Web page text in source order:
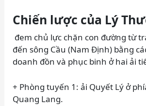
Chiến lược của Lý
đem chủ lực chặn con đường từ
đến sông Cầu (Nam Định) bằng
doanh đồn và phục binh ở hai ải
+ Phòng tuyến 1: ải Quyết Lý ở
Quang Lang.